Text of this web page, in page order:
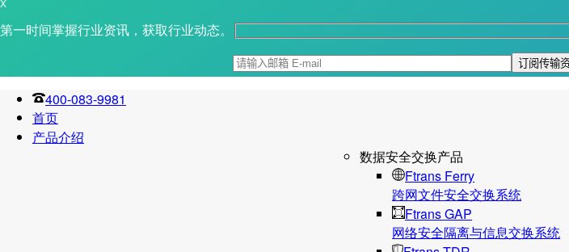
X
第一时间掌握行业资讯，获取行业动态。
400-083-9981
首页
产品介绍
数据安全交换产品
Ftrans Ferry
跨网文件安全交换系统
Ftrans GAP
网络安全隔离与信息交换系统